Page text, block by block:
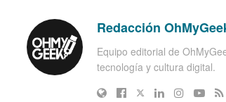
Redacción
Equipo editorial de
tecnología y cultura digital.